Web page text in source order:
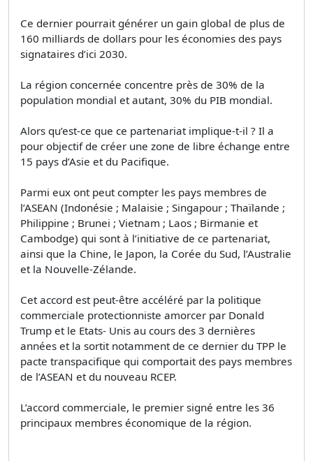
Ce dernier pourrait générer un gain global de plus de
160 milliards de dollars pour les économies des pays
signataires d’ici 2030.
La région concernée concentre près de 30% de la
population mondial et autant, 30% du PIB mondial.
Alors qu’est-ce que ce partenariat implique-t-il ? Il a
pour objectif de créer une zone de libre échange entre
15 pays d’Asie et du Pacifique.
Parmi eux ont peut compter les pays membres de
l’ASEAN (Indonésie ; Malaisie ; Singapour ; Thaïlande ;
Philippine ; Brunei ; Vietnam ; Laos ; Birmanie et
Cambodge) qui sont à l’initiative de ce partenariat,
ainsi que la Chine, le Japon, la Corée du Sud, l’Australie
et la Nouvelle-Zélande.
Cet accord est peut-être accéléré par la politique
commerciale protectionniste amorcer par Donald
Trump et le Etats- Unis au cours des 3 dernières
années et la sortit notamment de ce dernier du TPP le
pacte transpacifique qui comportait des pays membres
de l’ASEAN et du nouveau RCEP.
L’accord commerciale, le premier signé entre les 36
principaux membres économique de la région.